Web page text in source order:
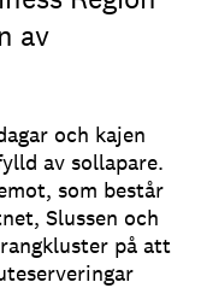
av
och kajen
av sollapare.
som består
Slussen och
på att